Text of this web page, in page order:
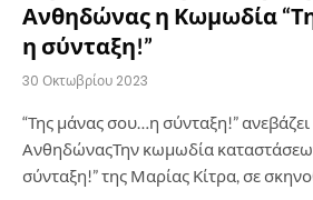
Ανθηδώνας η Κωμωδία
η σύνταξη!”
30 Οκτωβρίου 2023
“Της μάνας σου…η σύνταξη!”
ΑνθηδώναςΤην κωμωδία
σύνταξη!” της Μαρίας Κίτρα, σε